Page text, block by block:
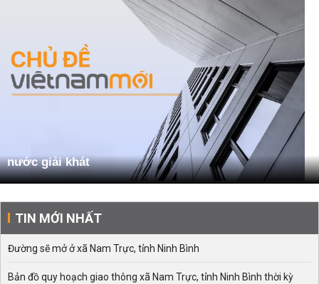
nước giải khát
TIN MỚI NHẤT
Đường sẽ mở ở xã Nam Trực, tỉnh Ninh Bình
Bản đồ quy hoạch giao thông xã Nam Trực, tỉnh Ninh Bình thời kỳ